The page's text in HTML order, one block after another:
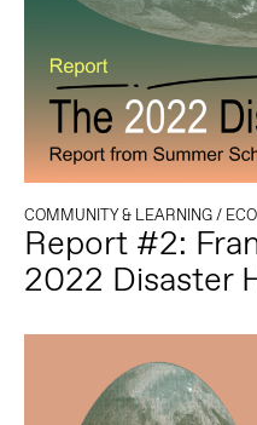
COMMUNITY & LEARNING/
Report #2:
2022 Disaster